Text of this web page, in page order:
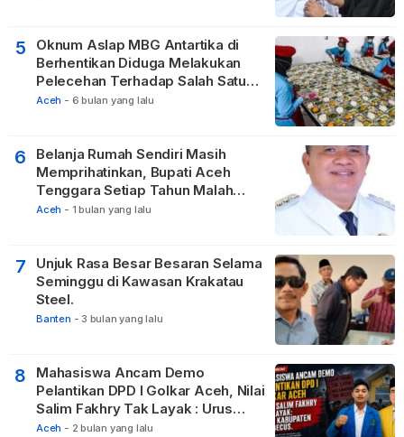
5
Oknum Aslap MBG Antartika di
Berhentikan Diduga Melakukan
Pelecehan Terhadap Salah Satu
Relawan
Aceh - 6 bulan yang lalu
6
Belanja Rumah Sendiri Masih
Memprihatinkan, Bupati Aceh
Tenggara Setiap Tahun Malah
Membangun Pasilitas Rumah
Aceh - 1 bulan yang lalu
7
Unjuk Rasa Besar Besaran Selama
Seminggu di Kawasan Krakatau
Steel.
Banten - 3 bulan yang lalu
8
Mahasiswa Ancam Demo
Pelantikan DPD I Golkar Aceh, Nilai
Salim Fakhry Tak Layak : Urus
Kabupaten Tak Becus.
Aceh - 2 bulan yang lalu